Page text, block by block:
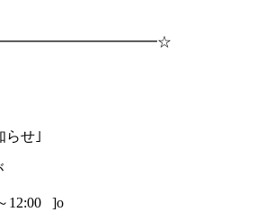
らせ｣
12:00 ]o